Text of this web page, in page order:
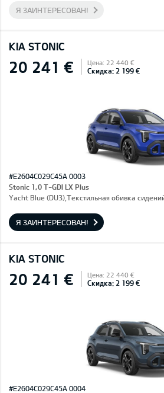
Я ЗАИНТЕРЕСОВАН!
KIA STONIC
20 241 € Цена: 22 440 €
Скидка: 2 199 €
#E2604C029C45A 0003
Stonic 1,0 T-GDI LX Plus
Yacht Blue (DU3),Текстильная обивка
Я ЗАИНТЕРЕСОВАН!
KIA STONIC
20 241 € Цена: 22 440 €
Скидка: 2 199 €
#E2604C029C45A 0004